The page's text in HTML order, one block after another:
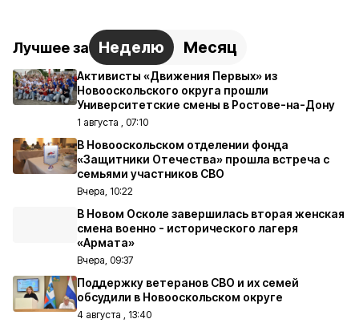
Лучшее за Неделю Месяц
Активисты «Движения Первых» из
Новооскольского округа прошли
Университетские смены в Ростове-на-Дону
1 августа , 07:10
В Новооскольском отделении фонда
«Защитники Отечества» прошла встреча с
семьями участников СВО
Вчера, 10:22
В Новом Осколе завершилась вторая женская
смена военно - исторического лагеря
«Армата»
Вчера, 09:37
Поддержку ветеранов СВО и их семей
обсудили в Новооскольском округе
4 августа , 13:40